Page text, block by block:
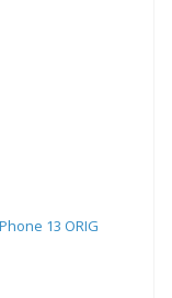
13 ORIG